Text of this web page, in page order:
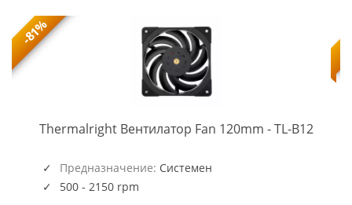
-81%
Thermalright Вентилатор Fan 120mm - TL-B12TL-
Предназначение: Системен
500 - 2150 rpm